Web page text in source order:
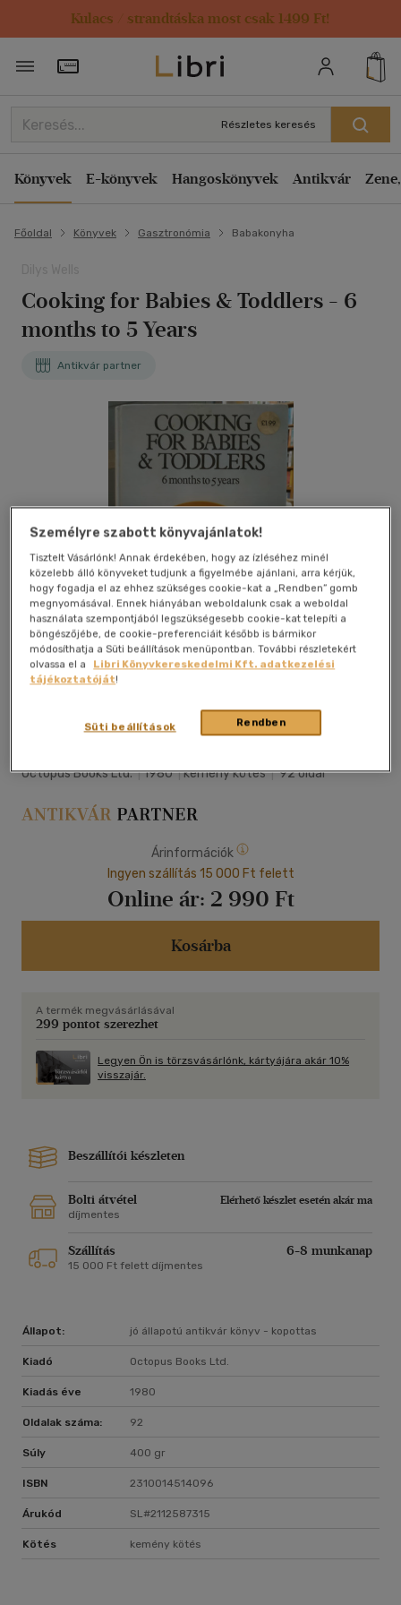
Kulacs / strandtáska most csak 1499 Ft!
Törzsvásárlói Kártya adatai
Részletes keresés
Könyvek E-könyvek Hangoskönyvek Antikvár
Főoldal Könyvek Gasztronómia Babakonyha
Cooking for Babies & Toddlers - 6
months to 5 Years
Antikvár partner
Megosztom
Octopus Books Ltd.|1980|kemény kötés|92 oldal
Árinformációk
Ingyen szállítás 15 000 Ft felett
Online ár: 2 990 Ft
Kosárba
A termék megvásárlásával
299 pontot szerezhet
Legyen Ön is törzsvásárlónk, kártyájára akár 10%
visszajár.
Beszállítói készleten
Bolti átvétel
Elérhető készlet esetén akár ma
díjmentes
Szállítás 6-8 munkanap
15 000 Ft felett díjmentes
Állapot: jó állapotú antikvár könyv - kopottas
Kiadó Octopus Books Ltd.
Kiadás éve 1980
Oldalak száma: 92
Súly 400 gr
ISBN 2310014514096
Árukód SL#2112587315
Kötés kemény kötés
Személyre szabott könyvajánlatok!
Tisztelt Vásárlónk! Annak érdekében, hogy az ízléséhez minél
közelebb álló könyveket tudjunk a figyelmébe ajánlani, arra kérjük,
hogy fogadja el az ehhez szükséges cookie-kat a „Rendben” gomb
megnyomásával. Ennek hiányában weboldalunk csak a weboldal
használata szempontjából legszükségesebb cookie-kat telepíti a
böngészőjébe, de cookie-preferenciáit később is bármikor
módosíthatja a Süti beállítások menüpontban. További részletekért
olvassa el a
Libri Könyvkereskedelmi Kft. adatkezelési
tájékoztatóját!
Rendben
Süti beállítások